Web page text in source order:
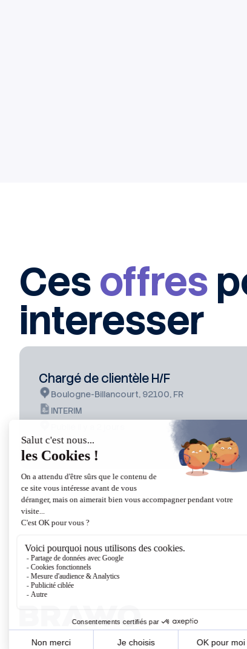
Cesoffres
interesser
Chargé de clientèle H/F
Boulogne-Billancourt, 92100, FR
INTERIM